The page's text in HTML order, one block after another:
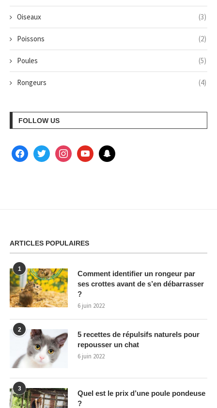
Oiseaux (3)
Poissons (2)
Poules (5)
Rongeurs (4)
FOLLOW US
ARTICLES POPULAIRES
1
Comment identifier un rongeur par
ses crottes avant de s’en débarrasser
?
6 juin 2022
2
5 recettes de répulsifs naturels pour
repousser un chat
6 juin 2022
3
Quel est le prix d’une poule pondeuse
?